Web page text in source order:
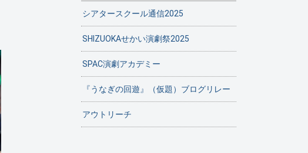
シアタースクール通信2025
SHIZUOKAせかい演劇祭2025
SPAC演劇アカデミー
『うなぎの回遊』（仮題）ブログリレー
アウトリーチ